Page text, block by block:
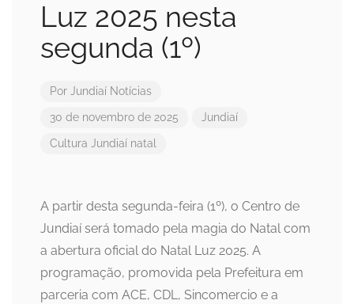
Luz 2025 nesta
segunda (1º)
Por Jundiaí Notícias
30 de novembro de 2025 Jundiaí
Cultura Jundiaí natal
A partir desta segunda-feira (1º), o Centro de
Jundiaí será tomado pela magia do Natal com
a abertura oficial do Natal Luz 2025. A
programação, promovida pela Prefeitura em
parceria com ACE, CDL, Sincomercio e a